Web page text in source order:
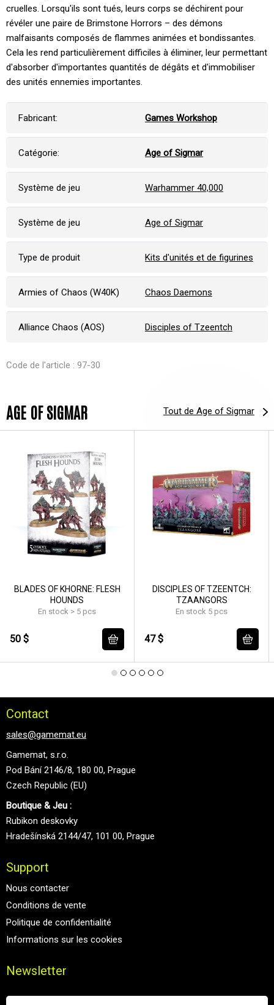
cruelles. Lorsqu'ils sont tués, leurs corps se déchirent pour
révéler une paire de Brimstone Horrors – des démons
malfaisants composés de flammes animées et bondissantes.
Cela les rend particulièrement difficiles à éliminer, leur permettant
d'absorber d'importantes quantités de dégâts et d'immobiliser
des unités ennemies importantes.
Fabricant: Games Workshop
Catégorie: Age of Sigmar
Système de jeu Warhammer 40,000
Système de jeu Age of Sigmar
Type de produit Kits d'unités et de figurines
Armies of Chaos (W40K) Chaos Daemons
Alliance Chaos (AOS) Disciples of Tzeentch
Code de l'article : 97-30
AGE OF SIGMAR Tout de Age of Sigmar
BLADES OF KHORNE: FLESH
HOUNDS
En stock > 5 pcs
50 $
DISCIPLES OF TZEENTCH:
TZAANGORS
En stock 5 pcs
47 $
Contact
sales@gamemat.eu
Gamemat, s.r.o.
Pod Bání 2146/8, 180 00, Prague
Czech Republic (EU)
Boutique & Jeu :
Rubikon deskovky
Hradešínská 2144/47, 101 00, Prague
Support
Nous contacter
Conditions de vente
Politique de confidentialité
Informations sur les cookies
Newsletter